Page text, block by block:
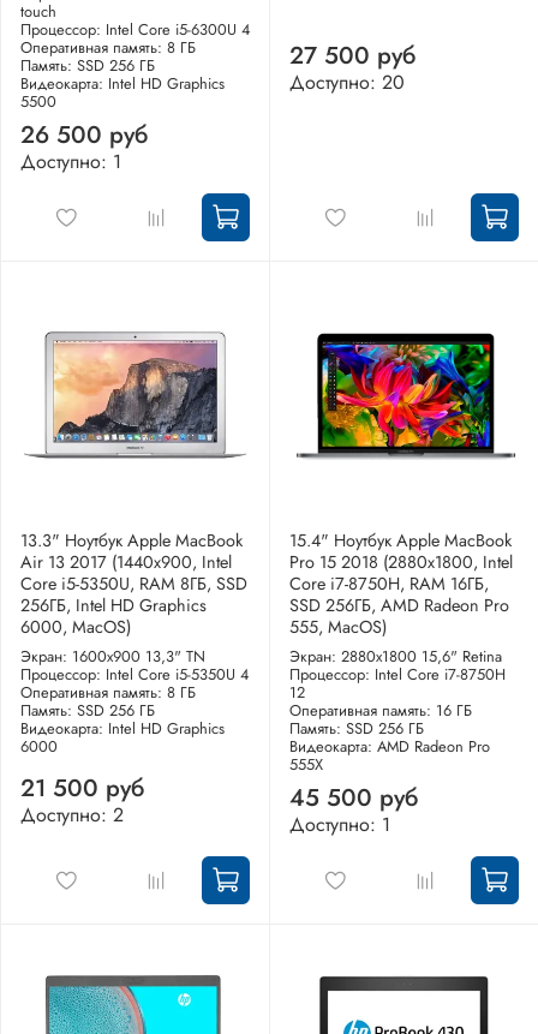
touch
Процессор: Intel Core i5-6300U 4
Оперативная память: 8 ГБ
Память: SSD 256 ГБ
Видеокарта: Intel HD Graphics
5500
26 500 руб
Доступно: 1
27 500 руб
Доступно: 20
13.3" Ноутбук Apple MacBook
Air 13 2017 (1440x900, Intel
Core i5-5350U, RAM 8ГБ, SSD
256ГБ, Intel HD Graphics
6000, MacOS)
Экран: 1600x900 13,3" TN
Процессор: Intel Core i5-5350U 4
Оперативная память: 8 ГБ
Память: SSD 256 ГБ
Видеокарта: Intel HD Graphics
6000
21 500 руб
Доступно: 2
15.4" Ноутбук Apple MacBook
Pro 15 2018 (2880x1800, Intel
Core i7-8750H, RAM 16ГБ,
SSD 256ГБ, AMD Radeon Pro
555, MacOS)
Экран: 2880x1800 15,6" Retina
Процессор: Intel Core i7-8750H
12
Оперативная память: 16 ГБ
Память: SSD 256 ГБ
Видеокарта: AMD Radeon Pro
555X
45 500 руб
Доступно: 1